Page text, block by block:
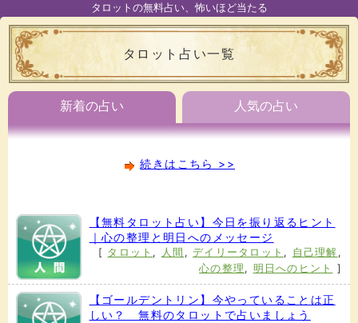
タロットの無料占い、怖いほど当たる
タロット占い一覧
新着の占い 人気の占い
続きはこちら >>
【無料タロット占い】今日を振り返るヒント
｜心の整理と明日へのメッセージ
[ タロット , 人間 ,デイリータロット , 自己理解 ,
心の整理 , 明日へのヒント ]
【ゴールデントリン】今やっていることは正
しい？ 無料のタロットで占いましょう